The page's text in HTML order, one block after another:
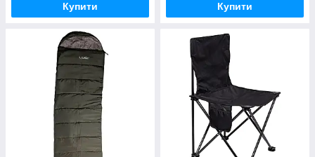
Купити Купити